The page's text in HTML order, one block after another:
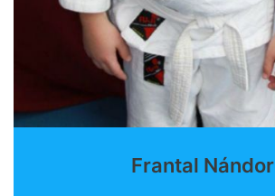
Frantal Nándor